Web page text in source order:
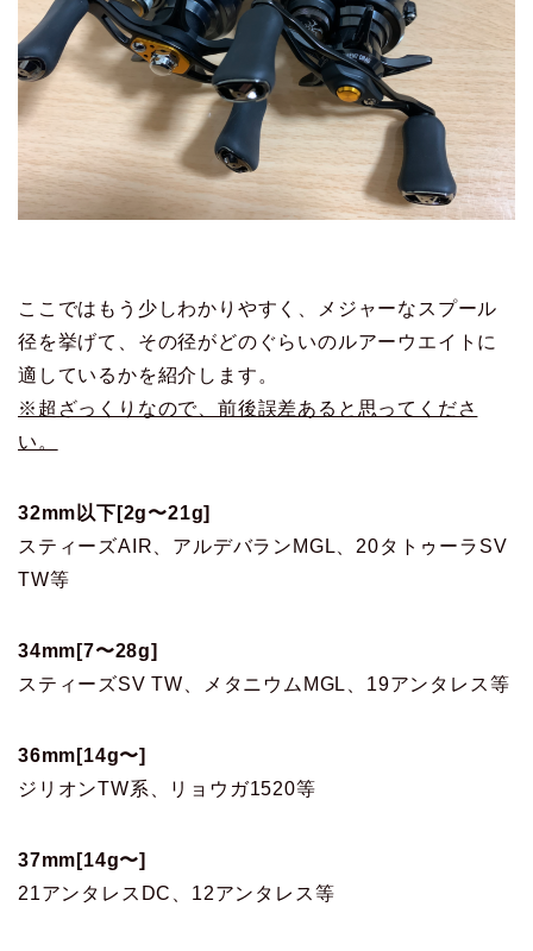
ここではもう少しわかりやすく、メジャーなスプール
径を挙げて、その径がどのぐらいのルアーウエイトに
適しているかを紹介します。
※超ざっくりなので、前後誤差あると思ってくださ
い。
32mm以下[2g〜21g]
スティーズAIR、アルデバランMGL、20タトゥーラSV
TW等
34mm[7〜28g]
スティーズSV TW、メタニウムMGL、19アンタレス等
36mm[14g〜]
ジリオンTW系、リョウガ1520等
37mm[14g〜]
21アンタレスDC、12アンタレス等